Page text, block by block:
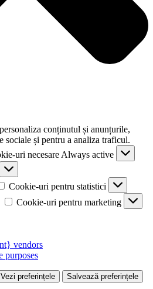
conținutul și anunțurile,
sociale și pentru a analiza traficul.
uri necesare Always active
Cookie-uri pentru statistici
Cookie-uri pentru marketing
vendors
purposes
Vezi preferințele Salvează preferințele